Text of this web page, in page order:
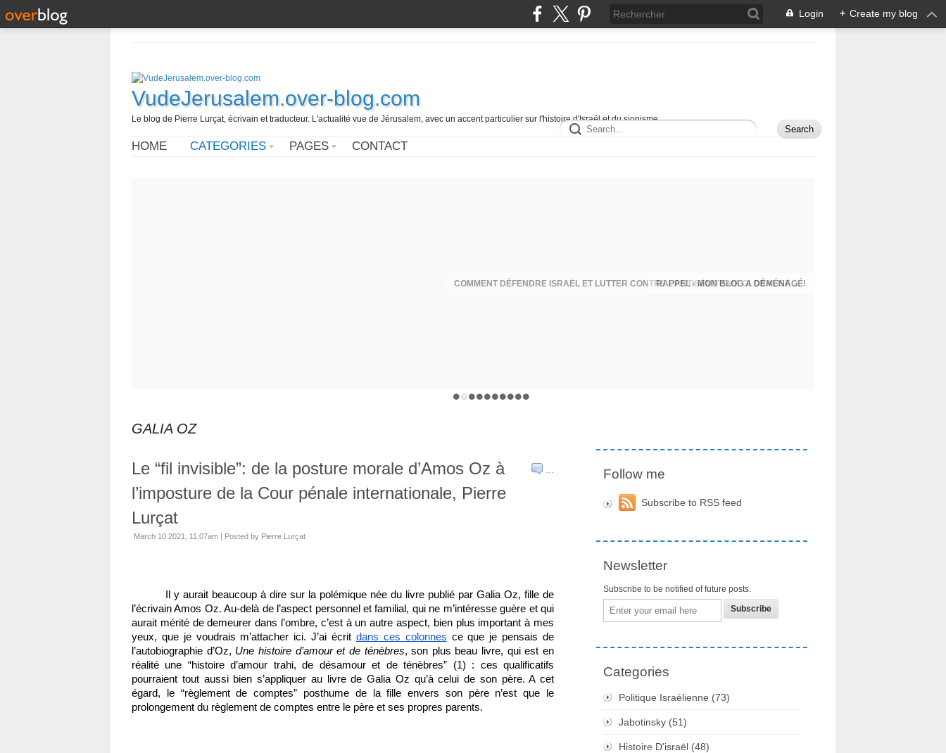
Login + Create my blog
VudeJerusalem.over-blog.com
Le blog de Pierre Lurçat, écrivain et traducteur. L'actualité vue de Jérusalem, avec un accent particulier sur l'histoire d'Israël et du sionisme.
HOME CATEGORIES PAGES CONTACT
RAPPEL - MON BLOG A DÉMÉNAGÉ!
GALIA OZ
…
Le “fil invisible”: de la posture morale d’Amos Oz à
l’imposture de la Cour pénale internationale, Pierre
Lurçat
March 10 2021, 11:07am | Posted by Pierre Lurçat
Il y aurait beaucoup à dire sur la polémique née du livre publié par Galia Oz, fille de
l’écrivain Amos Oz. Au-delà de l’aspect personnel et familial, qui ne m’intéresse guère et qui
aurait mérité de demeurer dans l’ombre, c’est à un autre aspect, bien plus important à mes
yeux, que je voudrais m’attacher ici. J’ai écrit dans ces colonnes ce que je pensais de
l’autobiographie d’Oz, Une histoire d’amour et de ténèbres, son plus beau livre, qui est en
réalité une “histoire d’amour trahi, de désamour et de ténèbres” (1) : ces qualificatifs
pourraient tout aussi bien s’appliquer au livre de Galia Oz qu’à celui de son père. A cet
égard, le “règlement de comptes” posthume de la fille envers son père n’est que le
prolongement du règlement de comptes entre le père et ses propres parents.
Follow me
Subscribe to RSS feed
Newsletter
Subscribe to be notified of future posts.
Email
Categories
Politique Israélienne (73)
Jabotinsky (51)
Histoire D'israël (48)